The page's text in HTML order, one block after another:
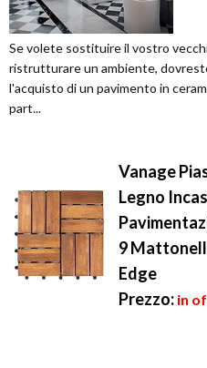
Se volete sostituire il vostro
ristrutturare un ambiente,
l'acquisto di un pavimento in
part...
Vanage
Legno
9
Edge
Prezzo: in